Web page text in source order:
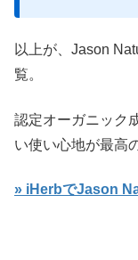
以上が、Jason
覧。
認定オーガニック
い使い心地が最高
» iHerbでJason